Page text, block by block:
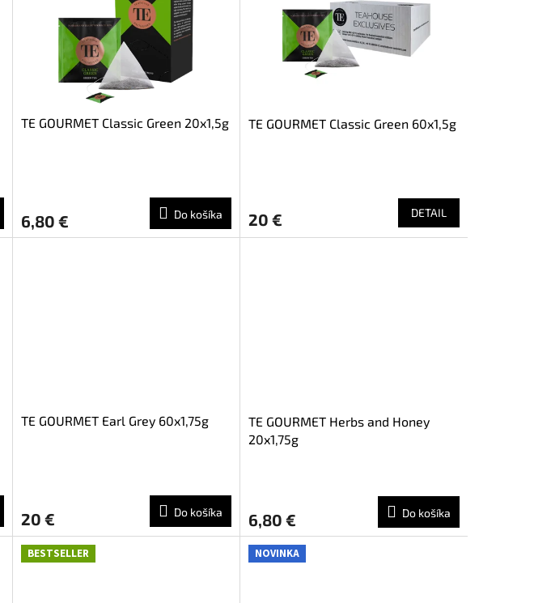
TE GOURMET Classic Green 20x1,5g
6,80 € Do košíka
TE GOURMET Classic Green 60x1,5g
20 € DETAIL
TE GOURMET Earl Grey 60x1,75g
20 € Do košíka
TE GOURMET Herbs and Honey
20x1,75g
6,80 € Do košíka
BESTSELLER NOVINKA